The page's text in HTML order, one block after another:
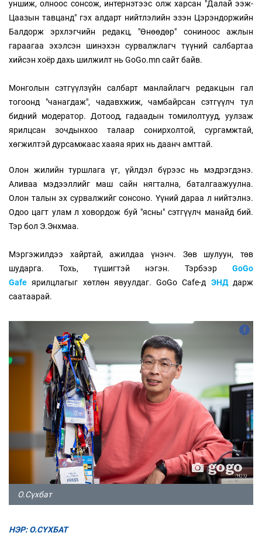
уншиж, олноос сонсож, интернэтээс олж харсан "Далай ээж-
Цаазын тавцанд" гэх алдарт нийтлэлийн эзэн Цэрэндоржийн
Балдорж эрхлэгчийн редакц, "Өнөөдөр" сониноос ажлын
гараагаа эхэлсэн шинэхэн сурвалжлагч түүний салбартаа
хийсэн хоёр дахь шилжилт нь GoGo.mn сайт байв.
Монголын сэтгүүлзүйн салбарт манлайлагч редакцын гал
тогоонд "чанагдаж", чадавхжиж, чамбайрсан сэтгүүлч тул
бидний модератор. Дотоод, гадаадын томилолтууд, уулзаж
ярилцсан зочдынхоо талаар сонирхолтой, сургамжтай,
хөгжилтэй дурсамжаас хааяа ярих нь даанч амттай.
Олон жилийн туршлага үг, үйлдэл бүрээс нь мэдрэгдэнэ.
Аливаа мэдээллийг маш сайн нягтална, баталгаажуулна.
Олон талын эх сурвалжийг сонсоно. Үүний дараа л нийтэлнэ.
Одоо цагт улам л ховордож буй "ясны" сэтгүүлч манайд бий.
Тэр бол Э.Энхмаа.
Мэргэжилдээ хайртай, ажилдаа үнэнч. Зөв шулуун, төв
шударга. Тохь, түшигтэй нэгэн. Тэрбээр GoGo
Gafe ярилцлагыг хөтлөн явуулдаг. GoGo Cafe-д ЭНД дарж
саатаарай.
О.Сүхбат
НЭР: О.СҮХБАТ